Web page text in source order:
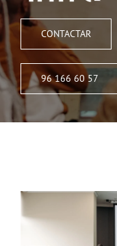
CONTACTAR
96 166 60 57